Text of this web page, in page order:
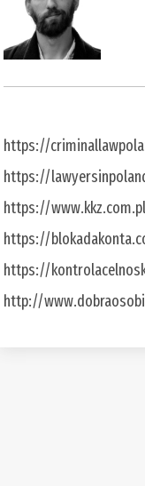
https://
https://
https://www.kkz.com.pl
https://
https://
http://